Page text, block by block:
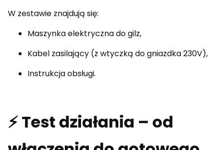
W zestawie znajdują się:
Maszynka elektryczna do gilz,
Kabel zasilający (z wtyczką do gniazdka 230V),
Instrukcja obsługi.
⚡ Test działania – od